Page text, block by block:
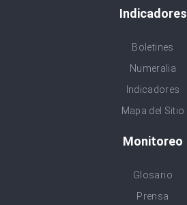
Indicadores
Boletines
Numeralia
Indicadores
Mapa del Sitio
Monitoreo
Glosario
Prensa